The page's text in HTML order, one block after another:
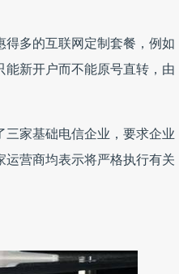
多的互联网定制套餐，例如
能新开户而不能原号直转，由
家基础电信企业，要求企业
营商均表示将严格执行有关